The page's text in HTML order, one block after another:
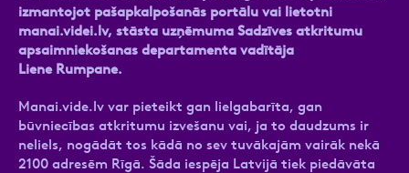
izmantojot pašapkalpošanās portālu vai lietotni
manai.videi.lv, stāsta uzņēmuma Sadzīves atkritumu
apsaimniekošanas departamenta vadītāja
Liene Rumpane.
Manai.vide.lv var pieteikt gan lielgabarīta, gan
būvniecības atkritumu izvešanu vai, ja to daudzums ir
neliels, nogādāt tos kādā no sev tuvākajām vairāk nekā
2100 adresēm Rīgā. Šāda iespēja Latvijā tiek piedāvāta
Atzīmējiet, ka piekrītat personas datu
apstrādei. Vairāk